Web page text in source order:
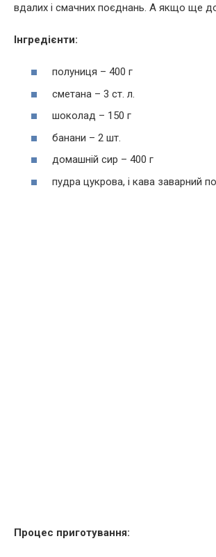
вдалих і смачних поєднань. А якщо ще
Інгредієнти:
полуниця – 400 г
сметана – 3 ст. л.
шоколад – 150 г
банани – 2 шт.
домашній сир – 400 г
пудра цукрова, і кава заварний
Процес приготування: